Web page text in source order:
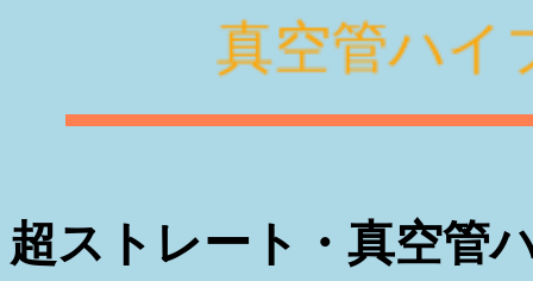
真空管ハ
超ストレート・真空管